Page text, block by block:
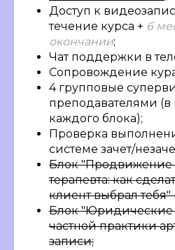
Доступ к
течение курса + 6
окончании;
Чат поддержки в
Сопровождение
4 групповые
преподавателями (в
каждого блока);
Проверка
системе зачет/
Блок "Продвижение
терапевта: как
клиент выбрал тебя"
Блок "Юридические
частной практики
записи;